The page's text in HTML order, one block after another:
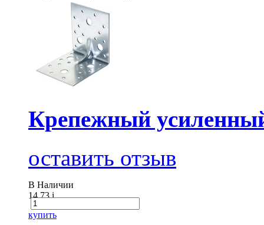
Крепежный
оставить отзыв
В Наличии
14.73i
купить